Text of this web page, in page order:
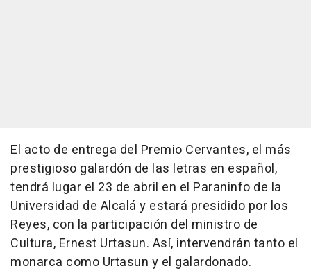
El acto de entrega del Premio Cervantes, el más
prestigioso galardón de las letras en español,
tendrá lugar el 23 de abril en el Paraninfo de la
Universidad de Alcalá y estará presidido por los
Reyes, con la participación del ministro de
Cultura, Ernest Urtasun. Así, intervendrán tanto el
monarca como Urtasun y el galardonado.